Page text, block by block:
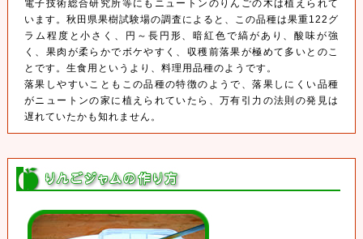
電子技術総合研究所等にもニュートンのりんごの木は植えられて
います。秋田県果樹試験場の調査によると、この品種は果重122グ
ラム程度と小さく、円～長円形、暗紅色で縞があり、酸味が強
く、果肉が柔らかでボケやすく、収穫前落果が極めて多いとのこ
とです。生食用というより、料理用品種のようです。
落果しやすいこともこの品種の特徴のようで、落果しにくい品種
がニュートンの家に植えられていたら、万有引力の法則の発見は
遅れていたかも知れません。